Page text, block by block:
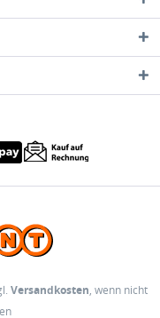
Versandkosten, wenn nicht